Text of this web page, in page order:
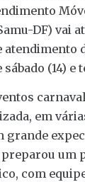
DF) vai
atendimento
(14) e
em
grande
preparou um
com